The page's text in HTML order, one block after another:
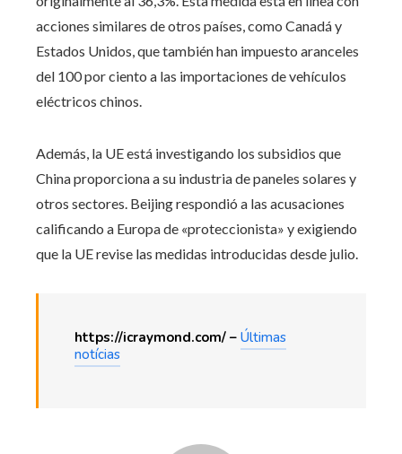
acciones similares de otros países, como Canadá y
Estados Unidos, que también han impuesto aranceles
del 100 por ciento a las importaciones de vehículos
eléctricos chinos.
Además, la UE está investigando los subsidios que
China proporciona a su industria de paneles solares y
otros sectores. Beijing respondió a las acusaciones
calificando a Europa de «proteccionista» y exigiendo
que la UE revise las medidas introducidas desde julio.
https://icraymond.com/ – Últimas
notícias